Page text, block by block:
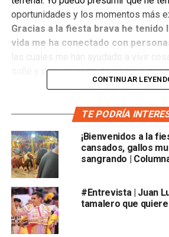
oportunidades y los momentos más
Gracias a la fiesta brava he tenido
vida me ha conectado con
las cuales me han ayudado a vivir
soñé y que una parte de mi creía que
a la figura femenina. Es por muchos
por nuestra sensibilidad y delicadeza,
mujeres somos como los caballos:
facilidad. Incluso se decía que era un
superstición (que ese, es tema del
se creía que si había mujeres en el
mala suerte para los toreros.
Yo siempre preferí creer que era
CONTINUAR
TE PODRÍA
¡Bienvenidos a la
cansados, gallos
sangrando |
#Entrevista | Juan
tamalero que